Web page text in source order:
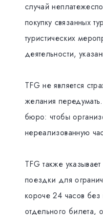
случай
покупку связанных
туристических
деятельности,
TFG не является
желания
бюро: чтобы
нереализованную
TFG также
поездки для
короче 24 часов без
отдельного билета,